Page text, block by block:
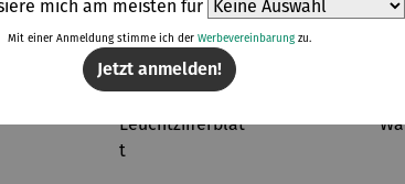
mich am meisten für
Mit einer Anmeldung stimme ich der Werbevereinbarungzu.
Jetzt anmelden!